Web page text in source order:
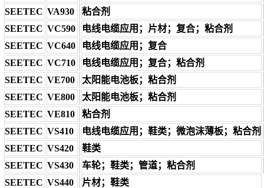
SEETEC VA930
粘合剂
SEETEC VC590
电线电缆应用；片材；复合；粘合剂
SEETEC VC640
电线电缆应用；复合
SEETEC VC710
电线电缆应用；复合；粘合剂
SEETEC VE700
太阳能电池板；粘合剂
SEETEC VE800
太阳能电池板；粘合剂
SEETEC VE810
粘合剂
SEETEC VS410
电线电缆应用；鞋类；微泡沫薄板；粘合剂
SEETEC VS420
鞋类
SEETEC VS430
车轮；鞋类；管道；粘合剂
SEETEC VS440 片材；鞋类